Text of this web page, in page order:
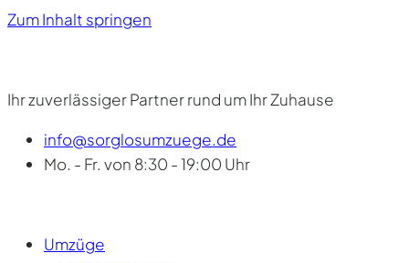
Zum Inhalt springen
Ihr zuverlässiger Partner rund um Ihr Zuhause
info@sorglosumzuege.de
Mo. - Fr. von 8:30 - 19:00 Uhr
Umzüge